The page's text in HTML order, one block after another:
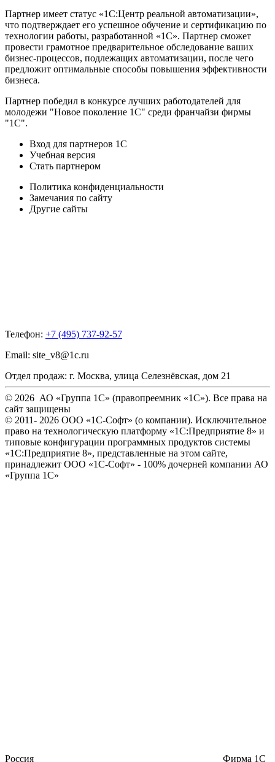
Партнер имеет статус «1С:Центр реальной автоматизации»,
что подтверждает его успешное обучение и сертификацию по
технологии работы, разработанной «1С». Партнер сможет
провести грамотное предварительное обследование ваших
бизнес-процессов, подлежащих автоматизации, после чего
предложит оптимальные способы повышения эффективности
бизнеса.
Партнер победил в конкурсе лучших работодателей для
молодежи "Новое поколение 1С" среди франчайзи фирмы
"1С".
Вход для партнеров 1С
Учебная версия
Стать партнером
Политика конфиденциальности
Замечания по сайту
Другие сайты
Телефон: +7 (495) 737-92-57
Email: site_v8@1c.ru
Отдел продаж: г. Москва, улица Селезнёвская, дом 21
© 2026 АО «Группа 1С» (правопреемник «1С»). Все права на
сайт защищены
© 2011- 2026 ООО «1С-Софт» (о компании). Исключительное
право на технологическую платформу «1С:Предприятие 8» и
типовые конфигурации программных продуктов системы
«1С:Предприятие 8», представленные на этом сайте,
принадлежит ООО «1С-Софт» - 100% дочерней компании АО
«Группа 1С»
Россия Фирма 1С